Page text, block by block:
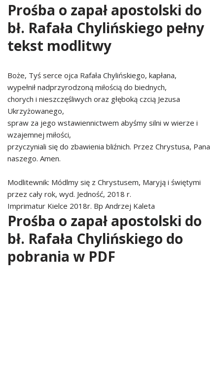
Prośba o zapał apostolski do
bł. Rafała Chylińskiego pełny
tekst modlitwy
Boże, Tyś serce ojca Rafała Chylińskiego, kapłana,
wypełnił nadprzyrodzoną miłością do biednych,
chorych i nieszczęśliwych oraz głęboką czcią Jezusa
Ukrzyżowanego,
spraw za jego wstawiennictwem abyśmy silni w wierze i
wzajemnej miłości,
przyczyniali się do zbawienia bliźnich. Przez Chrystusa, Pana
naszego. Amen.
Modlitewnik: Módlmy się z Chrystusem, Maryją i świętymi
przez cały rok, wyd. Jedność, 2018 r.
Imprimatur Kielce 2018r. Bp Andrzej Kaleta
Prośba o zapał apostolski do
bł. Rafała Chylińskiego do
pobrania w PDF